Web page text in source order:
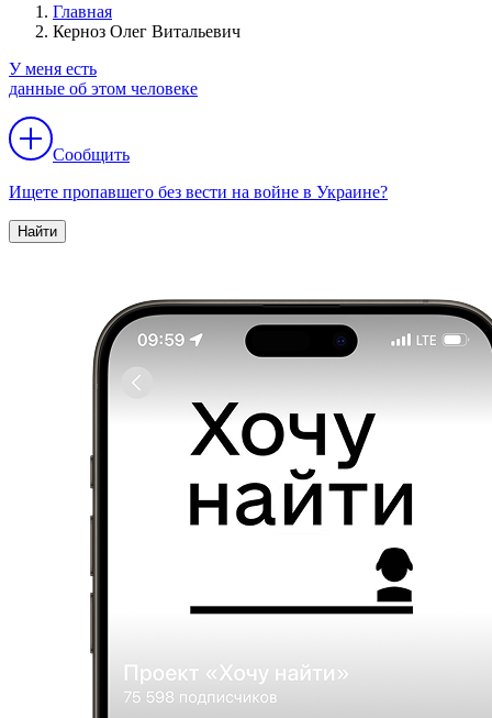
Главная
Керноз Олег Витальевич
У меня есть
данные об этом человеке
Сообщить
Ищете пропавшего без вести на войне в Украине?
Найти